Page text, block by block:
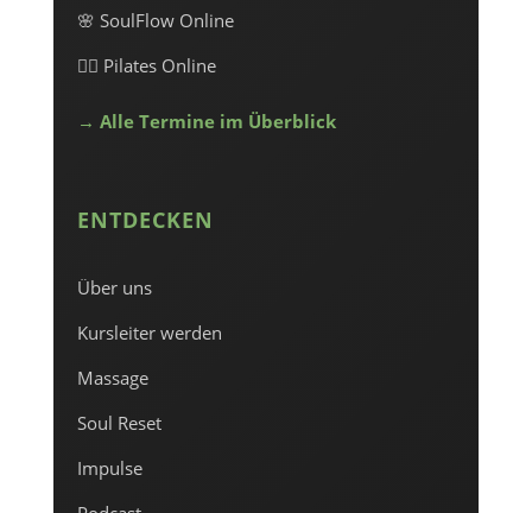
🌸 SoulFlow Online
🧘‍♀️ Pilates Online
→ Alle Termine im Überblick
ENTDECKEN
Über uns
Kursleiter werden
Massage
Soul Reset
Impulse